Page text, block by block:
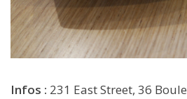
Infos : 231 East Street, 36